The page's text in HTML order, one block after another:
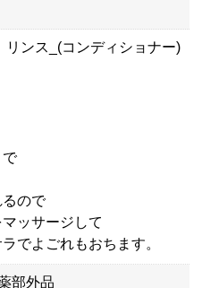
ンス_(コンディショナー)
で
ので
ッサージして
でよごれもおちます。
部外品